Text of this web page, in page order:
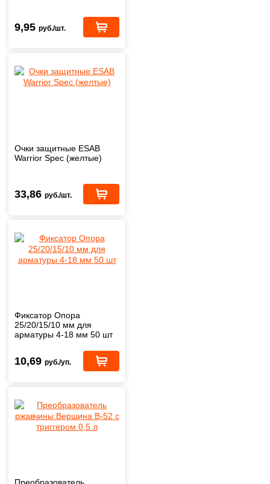
9,95 руб./шт.
Очки защитные ESAB
Warrior Spec (желтые)
33,86 руб./шт.
Фиксатор Опора
25/20/15/10 мм для
арматуры 4-18 мм 50 шт
10,69 руб./уп.